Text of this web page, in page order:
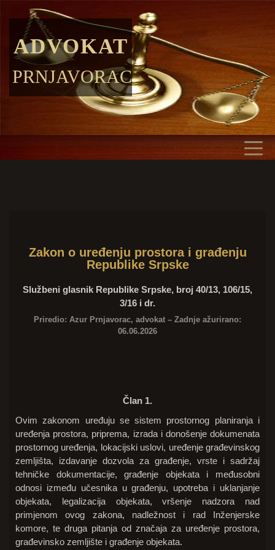
ADVOKAT
PRNJAVORAC
Zakon o uređenju prostora i građenju
Republike Srpske
Službeni glasnik Republike Srpske, broj 40/13, 106/15,
3/16 i dr.
Priredio: Azur Prnjavorac, advokat – Zadnje ažurirano:
06.06.2026
Član 1.
Ovim zakonom uređuju se sistem prostornog planiranja i
uređenja prostora, priprema, izrada i donošenje dokumenata
prostornog uređenja, lokacijski uslovi, uređenje građevinskog
zemljišta, izdavanje dozvola za građenje, vrste i sadržaj
tehničke dokumentacije, građenje objekata i međusobni
odnosi između učesnika u građenju, upotreba i uklanjanje
objekata, legalizacija objekata, vršenje nadzora nad
primjenom ovog zakona, nadležnost i rad Inženjerske
komore, te druga pitanja od značaja za uređenje prostora,
građevinsko zemljište i građenje objekata.